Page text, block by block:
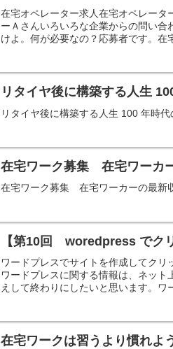
在宅オペレーター求人在宅オペレータ
ーＡさんいろいろな企業からの問い
けよ。何が必要なの？応募者です。在
リタイヤ後に構築する人生
リタイヤ後に構築する人生 100 年時
在宅ワーク募集 在宅ワーカ
在宅ワーク募集 在宅ワーカーの最新
【第10回 woredpress でク
ワードプレスでサイトを作成してク
ワードプレスに関する情報は、ネッ
えして終わりにしたいと思います。ワ
在宅ワークは習うより慣れよ